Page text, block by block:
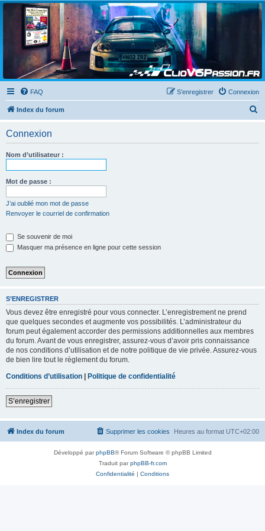
Clio V6 Passion
Le site français des passionnés de Clio V6
FAQ Connexion
S’enregistrer
Index du forum
Connexion
Nom d’utilisateur :
Mot de passe :
J’ai oublié mon mot de passe
Renvoyer le courriel de confirmation
Se souvenir de moi
Masquer ma présence en ligne pour cette session
S’ENREGISTRER
Vous devez être enregistré pour vous connecter. L’enregistrement ne prend
que quelques secondes et augmente vos possibilités. L’administrateur du
forum peut également accorder des permissions additionnelles aux membres
du forum. Avant de vous enregistrer, assurez-vous d’avoir pris connaissance
de nos conditions d’utilisation et de notre politique de vie privée. Assurez-vous
de bien lire tout le règlement du forum.
Conditions d’utilisation
Politique de confidentialité
S’enregistrer
Index du forum Heures au format UTC+02:00
Supprimer les cookies
Développé parphpBB® Forum Software © phpBB Limited
Traduit parphpBB-fr.com
Confidentialité | Conditions